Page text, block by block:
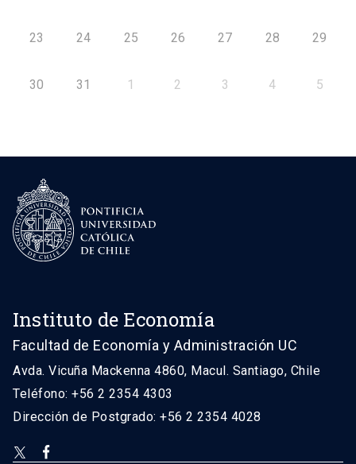
23 24 25 26 27 28 29
30 31 1 2 3 4 5
Instituto de Economía
Facultad de Economía y Administración UC
Avda. Vicuña Mackenna 4860, Macul. Santiago, Chile
Teléfono: +56 2 2354 4303
Dirección de Postgrado: +56 2 2354 4028